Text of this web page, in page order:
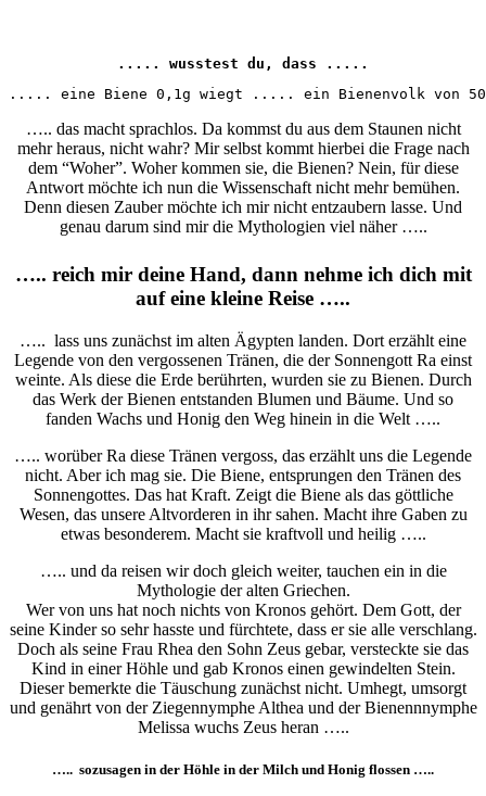
..... wusstest du, dass .....
..... eine Biene 0,1g wiegt ..... ein Bienenvolk von 50
….. das macht sprachlos. Da kommst du aus dem Staunen nicht
mehr heraus, nicht wahr? Mir selbst kommt hierbei die Frage nach
dem “Woher”. Woher kommen sie, die Bienen? Nein, für diese
Antwort möchte ich nun die Wissenschaft nicht mehr bemühen.
Denn diesen Zauber möchte ich mir nicht entzaubern lasse. Und
genau darum sind mir die Mythologien viel näher …..
….. reich mir deine Hand, dann nehme ich dich mit
auf eine kleine Reise …..
….. lass uns zunächst im alten Ägypten landen. Dort erzählt eine
Legende von den vergossenen Tränen, die der Sonnengott Ra einst
weinte. Als diese die Erde berührten, wurden sie zu Bienen. Durch
das Werk der Bienen entstanden Blumen und Bäume. Und so
fanden Wachs und Honig den Weg hinein in die Welt …..
….. worüber Ra diese Tränen vergoss, das erzählt uns die Legende
nicht. Aber ich mag sie. Die Biene, entsprungen den Tränen des
Sonnengottes. Das hat Kraft. Zeigt die Biene als das göttliche
Wesen, das unsere Altvorderen in ihr sahen. Macht ihre Gaben zu
etwas besonderem. Macht sie kraftvoll und heilig …..
….. und da reisen wir doch gleich weiter, tauchen ein in die
Mythologie der alten Griechen.
Wer von uns hat noch nichts von Kronos gehört. Dem Gott, der
seine Kinder so sehr hasste und fürchtete, dass er sie alle verschlang.
Doch als seine Frau Rhea den Sohn Zeus gebar, versteckte sie das
Kind in einer Höhle und gab Kronos einen gewindelten Stein.
Dieser bemerkte die Täuschung zunächst nicht. Umhegt, umsorgt
und genährt von der Ziegennymphe Althea und der Bienennnymphe
Melissa wuchs Zeus heran …..
….. sozusagen in der Höhle in der Milch und Honig flossen …..